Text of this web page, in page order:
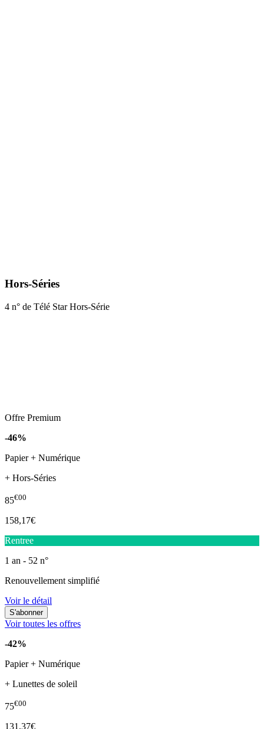
Hors-Séries
4 n° de Télé Star Hors-Série
Offre Premium
-46%
Papier + Numérique
+ Hors-Séries
85€00
158,17€
Rentree
1 an - 52 n°
Renouvellement simplifié
Voir le détail
Voir toutes les offres
-42%
Papier + Numérique
+ Lunettes de soleil
75€00
131,37€